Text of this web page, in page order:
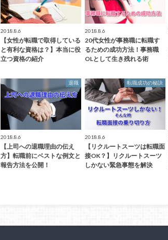
2018.8.6
【女性が転職で取得している
と有利な資格は？】本当に役
立つ資格の紹介
2018.8.6
20代女性が事務職に転職す
るための成功方法！事務職
OLとして生き残れる術
退職
2018.8.6
【上司への退職理由の伝え
方】転職前にベストな例文と
報告方法を公開！
転職成功の秘訣
2018.8.6
【リクルートスーツは転職面
接OK？】リクルートスーツ
しかない緊急事態を解決